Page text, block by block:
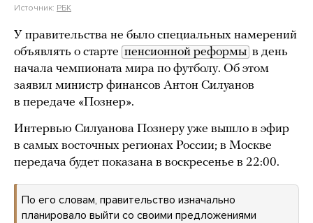
Источник: РБК
У правительства не было специальных намерений
объявлять о старте пенсионной реформы в день
начала чемпионата мира по футболу. Об этом
заявил министр финансов Антон Силуанов
в передаче «Познер».
Интервью Силуанова Познеру уже вышло в эфир
в самых восточных регионах России; в Москве
передача будет показана в воскресенье в 22:00.
По его словам, правительство изначально
планировало выйти со своими предложениями